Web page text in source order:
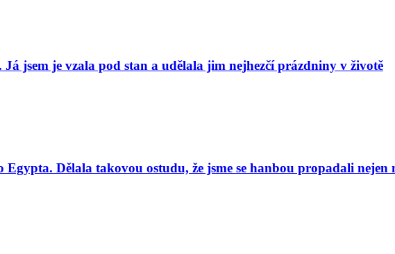
jsem je vzala pod stan a udělala jim nejhezčí prázdniny v životě
Dělala takovou ostudu, že jsme se hanbou propadali nejen